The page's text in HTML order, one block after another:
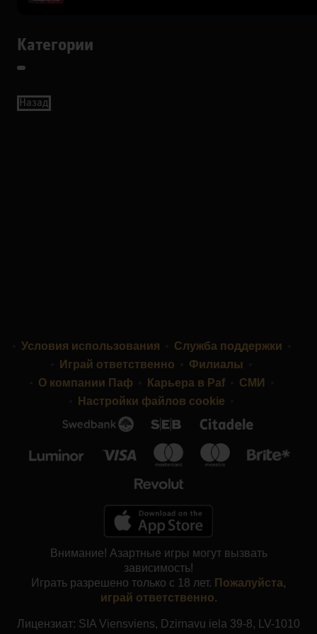
Категории
Назад
Условия использования
Служба поддержки
Играй ответственно
Филиалы
О компании Паф
Карьера в Paf
СМИ
Настройки файлов cookie
Внимание! Азартные игры могут вызвать
зависимость!
Играть разрешено только с 18 лет. Пожалуйста,
играй ответственно.
Лицензиат: SIA Viensviens, Dzirnavu iela 39-8, LV-1010